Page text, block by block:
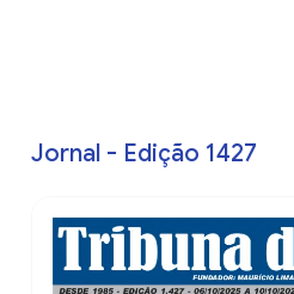
Jornal - Edição 1427